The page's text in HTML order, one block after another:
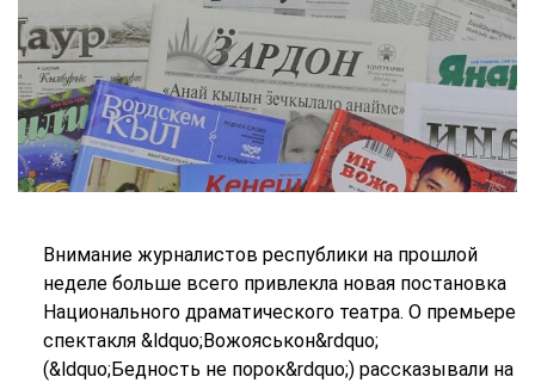
Внимание журналистов республики на прошлой
неделе больше всего привлекла новая постановка
Национального драматического театра. О премьере
спектакля &ldquo;Вожояськон&rdquo;
(&ldquo;Бедность не порок&rdquo;) рассказывали на